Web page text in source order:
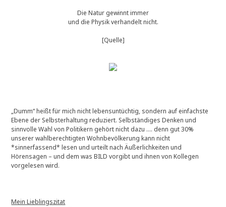
Die Natur gewinnt immer
und die Physik verhandelt nicht.
[Quelle]
„Dumm“ heißt für mich nicht lebensuntüchtig, sondern auf einfachste
Ebene der Selbsterhaltung reduziert. Selbständiges Denken und
sinnvolle Wahl von Politikern gehört nicht dazu …. denn gut 30%
unserer wahlberechtigten Wohnbevölkerung kann nicht
*sinnerfassend* lesen und urteilt nach Äußerlichkeiten und
Hörensagen – und dem was BILD vorgibt und ihnen von Kollegen
vorgelesen wird.
Mein Lieblingszitat